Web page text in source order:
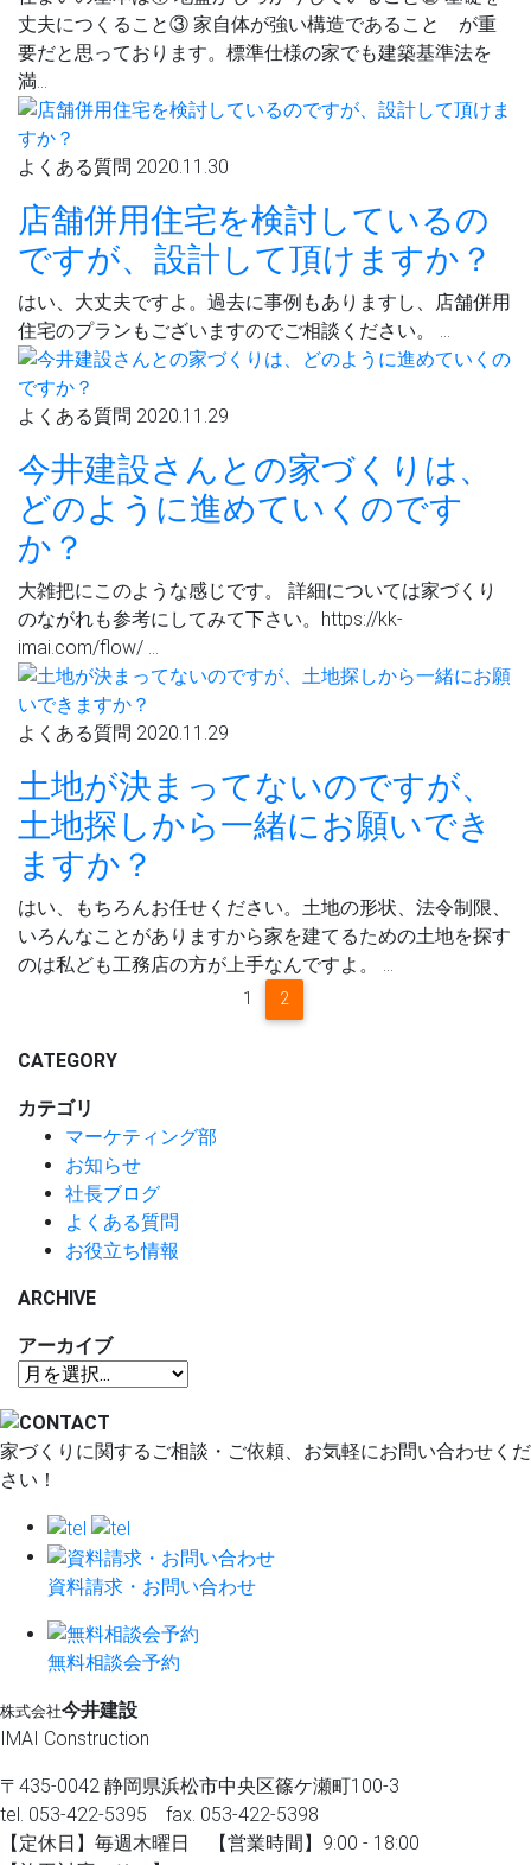
丈夫につくること③ 家自体が強い構造であること が重
要だと思っております。標準仕様の家でも建築基準法を
満…
よくある質問 2020.11.30
店舗併用住宅を検討しているの
ですが、設計して頂けますか？
はい、大丈夫ですよ。過去に事例もありますし、店舗併用
住宅のプランもございますのでご相談ください。 …
よくある質問 2020.11.29
今井建設さんとの家づくりは、
どのように進めていくのです
か？
大雑把にこのような感じです。 詳細については家づくり
のながれも参考にしてみて下さい。https://kk-
imai.com/flow/ …
よくある質問 2020.11.29
土地が決まってないのですが、
土地探しから一緒にお願いでき
ますか？
はい、もちろんお任せください。土地の形状、法令制限、
いろんなことがありますから家を建てるための土地を探す
のは私ども工務店の方が上手なんですよ。 …
1 2
CATEGORY
カテゴリ
マーケティング部
お知らせ
社長ブログ
よくある質問
お役立ち情報
ARCHIVE
アーカイブ
家づくりに関するご相談・ご依頼、お気軽にお問い合わせくだ
さい！
資料請求・お問い合わせ
無料相談会予約
株式会社今井建設
IMAI Construction
〒435-0042 静岡県浜松市中央区篠ケ瀬町100-3
tel. 053-422-5395 fax. 053-422-5398
【定休⽇】毎週⽊曜⽇ 【営業時間】9:00 - 18:00